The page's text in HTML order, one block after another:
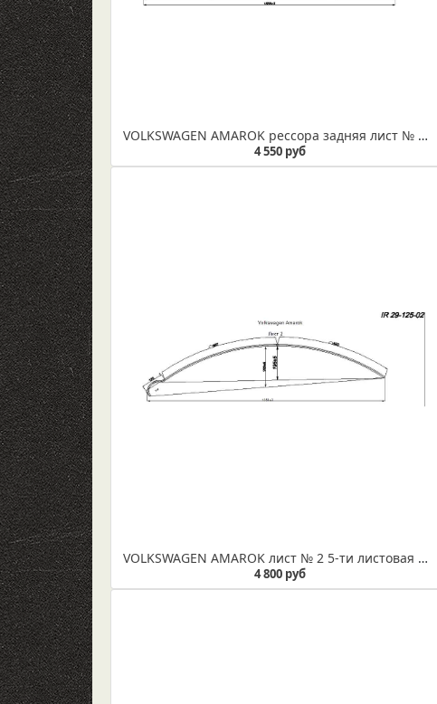
VOLKSWAGEN AMAROK рессора задняя лист № 1 (3-х листовая) (Арт.IR 29-68-01)
4 550 руб
VOLKSWAGEN AMAROK лист № 2 5-ти листовая рессора усиленная (IR 29-125-02)
4 800 руб